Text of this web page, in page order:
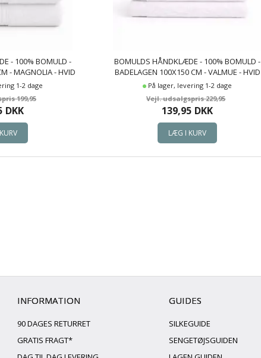
- 100% BOMULD -
- MAGNOLIA - HVID
1-2 dage
199,95
DKK
BOMULDS HÅNDKLÆDE - 100% BOMULD -
BADELAGEN 100X150 CM - VALMUE - HVID
På lager, levering 1-2 dage
229,95
139,95 DKK
INFORMATION
90 DAGES RETURRET
GRATIS FRAGT*
GUIDES
SILKEGUIDE
SENGETØJSGUIDEN